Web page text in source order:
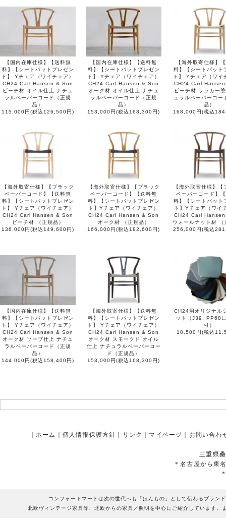
【国内在庫仕様】【送料無
料】【シートパットプレゼン
ト】 Yチェア（ワイチェア）
CH24 Carl Hansen & Son
ビーチ材 オイル仕上 ナチュ
ラルペーパーコード（正規
品）
115,000円(税込126,500円)
【国内在庫仕様】【送料無
料】【シートパットプレゼン
ト】 Yチェア（ワイチェア）
CH24 Carl Hansen & Son
オーク材 オイル仕上 ナチュ
ラルペーパーコード（正規
品）
153,000円(税込168,300円)
【海外取寄仕様】
料】【シートパット
ト】 Yチェア（ワイ
CH24 Carl
ビーチ材 ラッカー
ュラルペーパーコー
品）
168,000円(税込
【海外取寄仕様】【ブラック
ペーパーコード】【送料無
料】【シートパットプレゼン
ト】 Yチェア（ワイチェア）
CH24 Carl Hansen & Son
ビーチ材 （正規品）
136,000円(税込149,600円)
【海外取寄仕様】【ブラック
ペーパーコード】【送料無
料】【シートパットプレゼン
ト】Yチェア（ワイチェア）
CH24 Carl Hansen & Son
オーク材 （正規品）
166,000円(税込182,600円)
【海外取寄仕様】【
ペーパーコード】
料】【シートパット
ト】Yチェア（ワイ
CH24 Carl
ウォールナット材 （
256,000円(税込
【国内在庫仕様】【送料無
料】【シートパットプレゼン
ト】 Yチェア（ワイチェア）
CH24 Carl Hansen & Son
オーク材 ソープ仕上 ナチュ
ラルペーパーコード（正規
品）
144,000円(税込158,400円)
【海外取寄仕様】【送料無
料】【シートパットプレゼン
ト】 Yチェア（ワイチェア）
CH24 Carl Hansen & Son
オーク材 スモークド オイル
仕上 ナチュラルペーパーコー
ド（正規品）
153,000円(税込168,300円)
CH24用オリジナル
ット（J39, PP68
可）
10,500円(税込
ホーム 個人情報保護方針 リンク マイページ お問い合わ
三重県
＊名古屋から東
コンフォートマートは次の世代へも「ほんもの」として伝わるブラン
北欧ヴィンテージ家具等、北欧からの家具／照明を中心にご紹介しています